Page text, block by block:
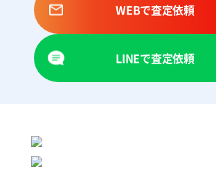
WEBで査定依頼
LINEで査定依頼